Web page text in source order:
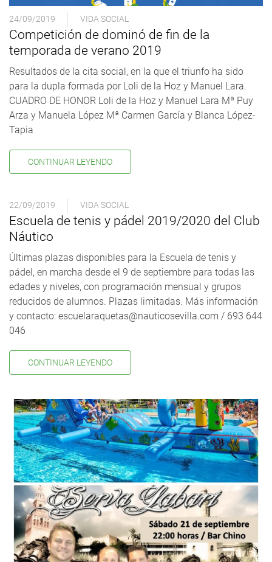
24/09/2019 VIDA SOCIAL
Competición de dominó de fin de la
temporada de verano 2019
Resultados de la cita social, en la que el triunfo ha sido
para la dupla formada por Loli de la Hoz y Manuel Lara.
CUADRO DE HONOR Loli de la Hoz y Manuel Lara Mª Puy
Arza y Manuela López Mª Carmen García y Blanca López-
Tapia
CONTINUAR LEYENDO
22/09/2019 VIDA SOCIAL
Escuela de tenis y pádel 2019/2020 del Club
Náutico
Últimas plazas disponibles para la Escuela de tenis y
pádel, en marcha desde el 9 de septiembre para todas las
edades y niveles, con programación mensual y grupos
reducidos de alumnos. Plazas limitadas. Más información
y contacto: escuelaraquetas@nauticosevilla.com / 693 644
046
CONTINUAR LEYENDO